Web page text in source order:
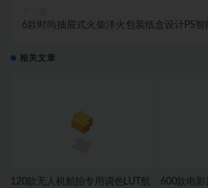
6款时尚抽屉式火柴洋火包装纸盒设计PS智
相关文章
120款无人机航拍专用调色LUT航
600款电